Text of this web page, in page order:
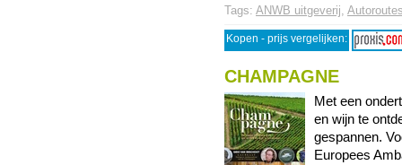
Tags: ANWB uitgeverij,
Kopen - prijs vergelijken:
CHAMPAGNE
Met een
en wijn te
gespannen.
Europees